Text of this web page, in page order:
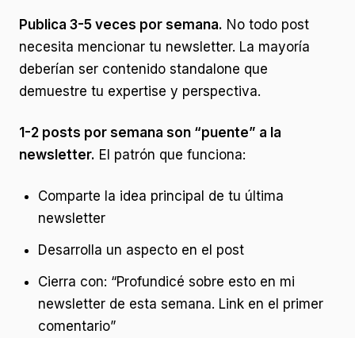
Publica 3-5 veces por semana. No todo post
necesita mencionar tu newsletter. La mayoría
deberían ser contenido standalone que
demuestre tu expertise y perspectiva.
1-2 posts por semana son “puente” a la
newsletter. El patrón que funciona:
Comparte la idea principal de tu última
newsletter
Desarrolla un aspecto en el post
Cierra con: “Profundicé sobre esto en mi
newsletter de esta semana. Link en el primer
comentario”